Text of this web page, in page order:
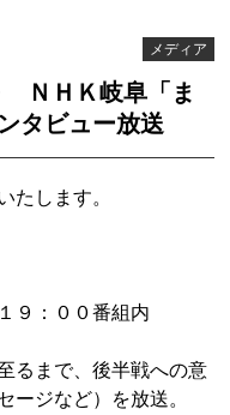
メディア
ＮＨＫ岐阜「ま
タビュー放送
たします。
９：００番組内
るまで、後半戦への意
ージなど）を放送。